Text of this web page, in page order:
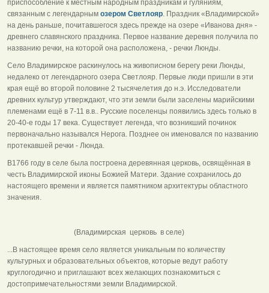
приспособление к местным народным праздникам и гуляниям,
связанным с легендарным озером Светлояр. Праздник «Владимирской»
на день раньше, почитавшегося здесь прежде на озере «Иванова дня» -
древнего славянского праздника. Первое название деревня получила по
названию речки, на которой она расположена, - речки Люнды.
Село Владимирское раскинулось на живописном берегу реки Люнды,
недалеко от легендарного озера Светлояр. Первые люди пришли в эти
края ещё во второй половине 2 тысячелетия до н.э. Исследователи
древних культур утверждают, что эти земли были заселены марийскими
племенами ещё в 7-11 в.в.. Русские поселенцы появились здесь только в
20-40-е годы 17 века. Существует легенда, что возникший починок
первоначально назывался Нерога. Позднее он именовался по названию
протекавшей речки - Люнда.
В1766 году в селе была построена деревянная церковь, освящённая в
честь Владимирской иконы Божией Матери. Здание сохранилось до
настоящего времени и является памятником архитектуры областного
значения.
(Владимирская церковь в селе)
...В настоящее время село является уникальным по количеству
культурных и образовательных объектов, которые ведут работу
круглогодично и приглашают всех желающих познакомиться с
достопримечательностями земли Владимирской.